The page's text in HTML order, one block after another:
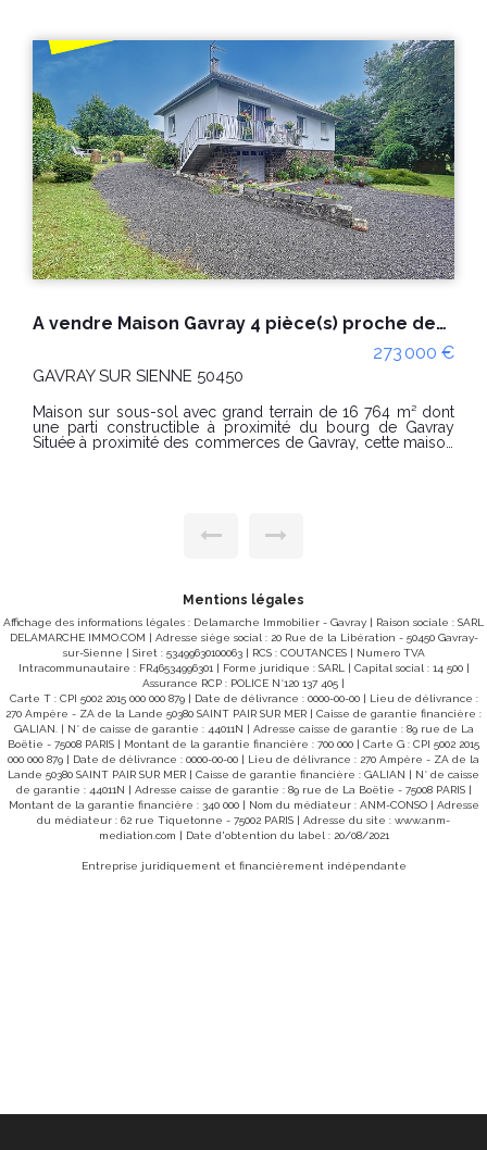
170 000 €
LE MESNIL VILLEMAN 50450
DELAMARCHE IMMOBILIER vous propose en exclusivité
cette maison situér sur la commune de GAVRAY SUR
SIENNE (Mesnil-Villeman), au calme de la campagne
un terrain généreux de 4 760 m², cette propriété offre un
Mesnil-Villeman, dans un environnement paisible tout en
restant à proximité des axes reliant Villedieu-les-Poêles,
Saint-Lô et la baie du Mont-Saint-Michel, cette maison
constitue une belle opportunité pour une résidence
principale comme secondaire. Classe énergie : D (237) -
Classe climat : B (8) Montant estimé des dépenses
annuelles d'énergie pour un usage standard : entre 2745 €
et 3713 € / an Date de référence des prix de l'énergie
utilisés pour établir cette estimation : 2021-2022-2023" PRIX
: 170 000 € Honoraires à la charge du vendeur. REF SR Les
informations sur les risques auxquels ce bien est exposé
sont disponibles sur le site Géorisques :
www.georisques.gouv.fr Pour visiter contacter Simon
Regnault Delamarche Immobilier Gavray 06 14 87 59 85
Mentions légales
Affichage des informations légales : Delamarche Immobilier - Gavray | Raison sociale : SARL
DELAMARCHE IMMO.COM | Adresse siège social : 20 Rue de la Libération - 50450 Gavray-
sur-Sienne | Siret : 53499630100063 | RCS : COUTANCES | Numero TVA
Intracommunautaire : FR46534996301 | Forme juridique : SARL | Capital social : 14 500 |
Assurance RCP : POLICE N°120 137 405 |
Carte T : CPI 5002 2015 000 000 879 | Date de délivrance : 0000-00-00 | Lieu de délivrance :
270 Ampère - ZA de la Lande 50380 SAINT PAIR SUR MER | Caisse de garantie financière :
GALIAN. | N° de caisse de garantie : 44011N | Adresse caisse de garantie : 89 rue de La
Boëtie - 75008 PARIS | Montant de la garantie financière : 700 000 | Carte G : CPI 5002 2015
000 000 879 | Date de délivrance : 0000-00-00 | Lieu de délivrance : 270 Ampère - ZA de la
Lande 50380 SAINT PAIR SUR MER | Caisse de garantie financière : GALIAN | N° de caisse
de garantie : 44011N | Adresse caisse de garantie : 89 rue de La Boëtie - 75008 PARIS |
Montant de la garantie financière : 340 000 | Nom du médiateur : ANM-CONSO | Adresse
du médiateur : 62 rue Tiquetonne - 75002 PARIS | Adresse du site : www.anm-
mediation.com | Date d'obtention du label : 20/08/2021
Entreprise juridiquement et financièrement indépendante